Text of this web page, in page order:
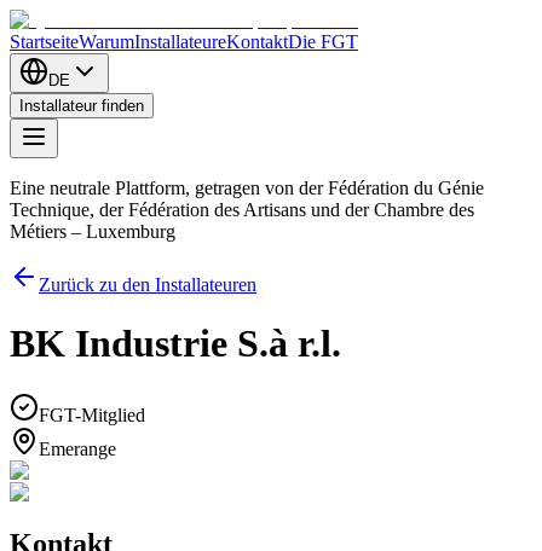
StartseiteWarumInstallateureKontaktDie FGT
DE
Installateur finden
Eine neutrale Plattform, getragen von der Fédération du Génie
Technique, der Fédération des Artisans und der Chambre des
Métiers – Luxemburg
Zurück zu den Installateuren
BK Industrie S.à r.l.
FGT-Mitglied
Emerange
Kontakt